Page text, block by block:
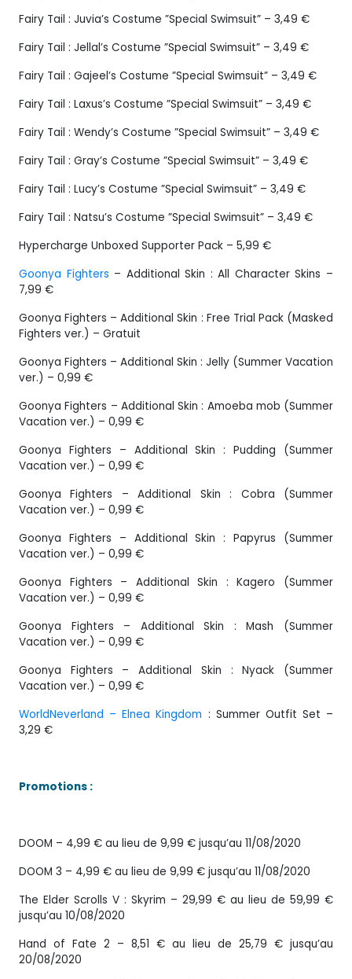
Fairy Tail : Juvia’s Costume ”Special Swimsuit” – 3,49 €
Fairy Tail : Jellal’s Costume ”Special Swimsuit” – 3,49 €
Fairy Tail : Gajeel’s Costume ”Special Swimsuit” – 3,49 €
Fairy Tail : Laxus’s Costume ”Special Swimsuit” – 3,49 €
Fairy Tail : Wendy’s Costume ”Special Swimsuit” – 3,49 €
Fairy Tail : Gray’s Costume ”Special Swimsuit” – 3,49 €
Fairy Tail : Lucy’s Costume ”Special Swimsuit” – 3,49 €
Fairy Tail : Natsu’s Costume ”Special Swimsuit” – 3,49 €
Hypercharge Unboxed Supporter Pack – 5,99 €
Goonya Fighters – Additional Skin : All Character Skins –
7,99 €
Goonya Fighters – Additional Skin : Free Trial Pack (Masked
Fighters ver.) – Gratuit
Goonya Fighters – Additional Skin : Jelly (Summer Vacation
ver.) – 0,99 €
Goonya Fighters – Additional Skin : Amoeba mob (Summer
Vacation ver.) – 0,99 €
Goonya Fighters – Additional Skin : Pudding (Summer
Vacation ver.) – 0,99 €
Goonya Fighters – Additional Skin : Cobra (Summer
Vacation ver.) – 0,99 €
Goonya Fighters – Additional Skin : Papyrus (Summer
Vacation ver.) – 0,99 €
Goonya Fighters – Additional Skin : Kagero (Summer
Vacation ver.) – 0,99 €
Goonya Fighters – Additional Skin : Mash (Summer
Vacation ver.) – 0,99 €
Goonya Fighters – Additional Skin : Nyack (Summer
Vacation ver.) – 0,99 €
WorldNeverland – Elnea Kingdom : Summer Outfit Set –
3,29 €
Promotions :
DOOM – 4,99 € au lieu de 9,99 € jusqu’au 11/08/2020
DOOM 3 – 4,99 € au lieu de 9,99 € jusqu’au 11/08/2020
The Elder Scrolls V : Skyrim – 29,99 € au lieu de 59,99 €
jusqu’au 10/08/2020
Hand of Fate 2 – 8,51 € au lieu de 25,79 € jusqu’au
20/08/2020